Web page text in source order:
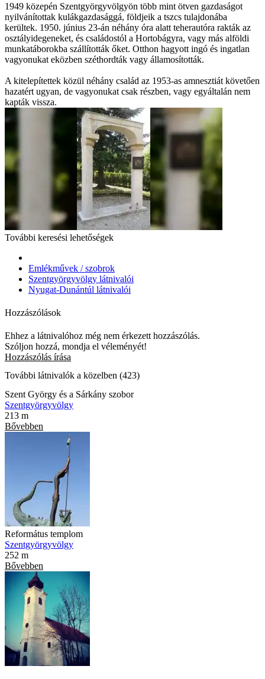
1949 közepén Szentgyörgyvölgyön több mint ötven gazdaságot
nyilvánítottak kulákgazdasággá, földjeik a tszcs tulajdonába
kerültek. 1950. június 23-án néhány óra alatt teherautóra rakták az
osztályidegeneket, és családostól a Hortobágyra, vagy más alföldi
munkatáborokba szállították őket. Otthon hagyott ingó és ingatlan
vagyonukat eközben széthordták vagy államosították.
A kitelepítettek közül néhány család az 1953-as amnesztiát követően
hazatért ugyan, de vagyonukat csak részben, vagy egyáltalán nem
kapták vissza.
További keresési lehetőségek
Emlékművek / szobrok
Szentgyörgyvölgy látnivalói
Nyugat-Dunántúl látnivalói
Hozzászólások
Ehhez a látnivalóhoz még nem érkezett hozzászólás.
Szóljon hozzá, mondja el véleményét!
Hozzászólás írása
További látnivalók a közelben (423)
Szent György és a Sárkány szobor
Szentgyörgyvölgy
213 m
Bővebben
Református templom
Szentgyörgyvölgy
252 m
Bővebben